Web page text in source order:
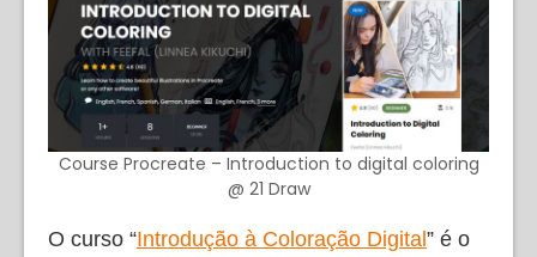
Course Procreate – Introduction to digital coloring
@ 21 Draw
O curso “Introdução à Coloração Digital ” é o